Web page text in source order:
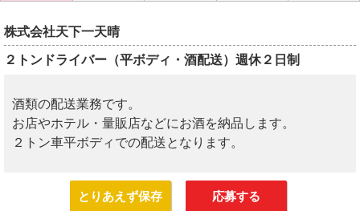
株式会社天下一天晴
２トンドライバー（平ボディ・酒配送）週休２日制
酒類の配送業務です。
お店やホテル・量販店などにお酒を納品します。
２トン車平ボディでの配送となります。
とりあえず保存 応募する